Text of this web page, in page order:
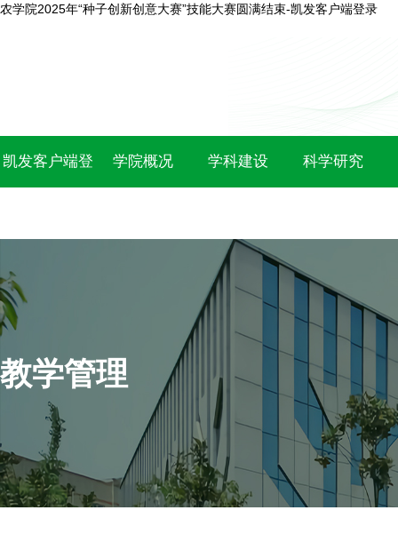
农学院2025年“种子创新创意大赛”技能大赛圆满结束-凯发客户端登录
凯发客户端登 学院概况 学科建设 科学研究
教学管理